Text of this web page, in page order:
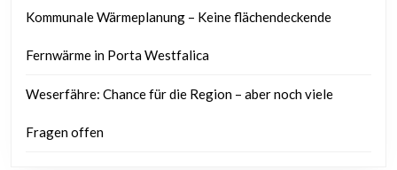
Kommunale Wärmeplanung – Keine flächendeckende
Fernwärme in Porta Westfalica
Weserfähre: Chance für die Region – aber noch viele
Fragen offen